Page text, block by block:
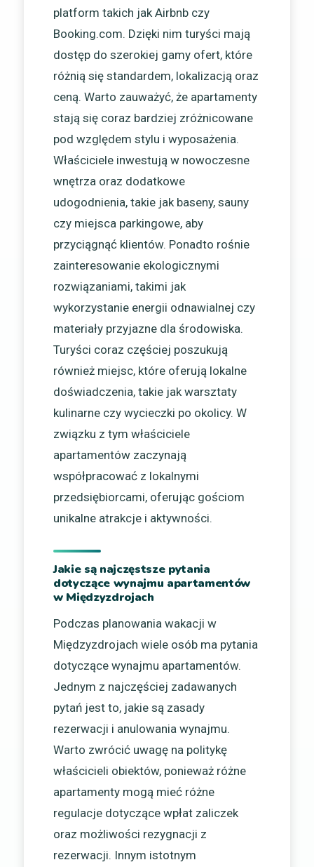
platform takich jak Airbnb czy
Booking.com. Dzięki nim turyści mają
dostęp do szerokiej gamy ofert, które
różnią się standardem, lokalizacją oraz
ceną. Warto zauważyć, że apartamenty
stają się coraz bardziej zróżnicowane
pod względem stylu i wyposażenia.
Właściciele inwestują w nowoczesne
wnętrza oraz dodatkowe
udogodnienia, takie jak baseny, sauny
czy miejsca parkingowe, aby
przyciągnąć klientów. Ponadto rośnie
zainteresowanie ekologicznymi
rozwiązaniami, takimi jak
wykorzystanie energii odnawialnej czy
materiały przyjazne dla środowiska.
Turyści coraz częściej poszukują
również miejsc, które oferują lokalne
doświadczenia, takie jak warsztaty
kulinarne czy wycieczki po okolicy. W
związku z tym właściciele
apartamentów zaczynają
współpracować z lokalnymi
przedsiębiorcami, oferując gościom
unikalne atrakcje i aktywności.
Jakie są najczęstsze pytania
dotyczące wynajmu apartamentów
w Międzyzdrojach
Podczas planowania wakacji w
Międzyzdrojach wiele osób ma pytania
dotyczące wynajmu apartamentów.
Jednym z najczęściej zadawanych
pytań jest to, jakie są zasady
rezerwacji i anulowania wynajmu.
Warto zwrócić uwagę na politykę
właścicieli obiektów, ponieważ różne
apartamenty mogą mieć różne
regulacje dotyczące wpłat zaliczek
oraz możliwości rezygnacji z
rezerwacji. Innym istotnym